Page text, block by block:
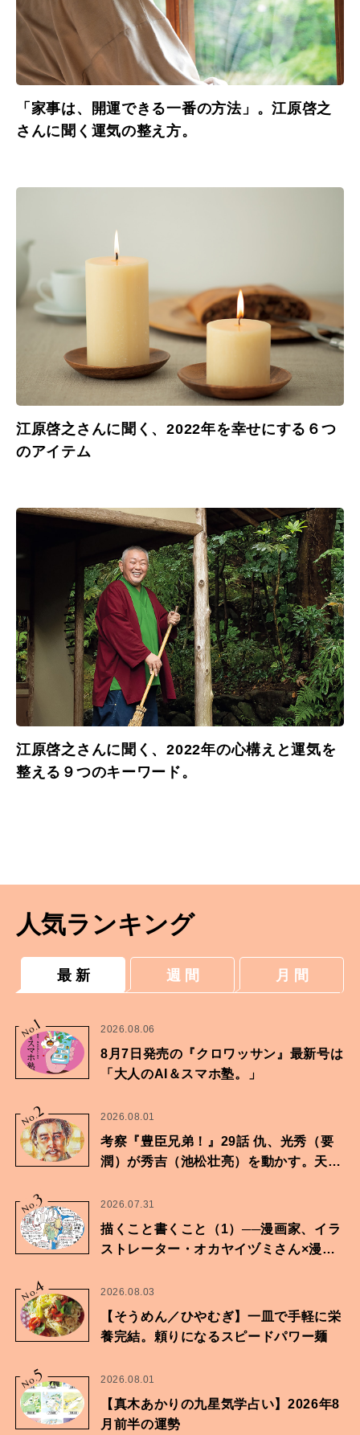
「家事は、開運できる一番の方法」。江原啓之
さんに聞く運気の整え方。
江原啓之さんに聞く、2022年を幸せにする６つ
のアイテム
江原啓之さんに聞く、2022年の心構えと運気を
整える９つのキーワード。
人気ランキング
最 新 週 間 月 間
No.
1 2026.08.06
8月7日発売の『クロワッサン』最新号は
「大人のAI＆スマホ塾。」
No.2 2026.08.01
考察『豊臣兄弟！』29話 仇、光秀（要
潤）が秀吉（池松壮亮）を動かす。天下
No.
3 2026.07.31
描くこと書くこと（1）──漫画家、イラ
ストレーター・オカヤイヅミさん×漫画
No.
4 2026.08.03
【そうめん／ひやむぎ】一皿で手軽に栄
養完結。頼りになるスピードパワー麺
No.
5 2026.08.01
【真木あかりの九星気学占い】2026年8
月前半の運勢